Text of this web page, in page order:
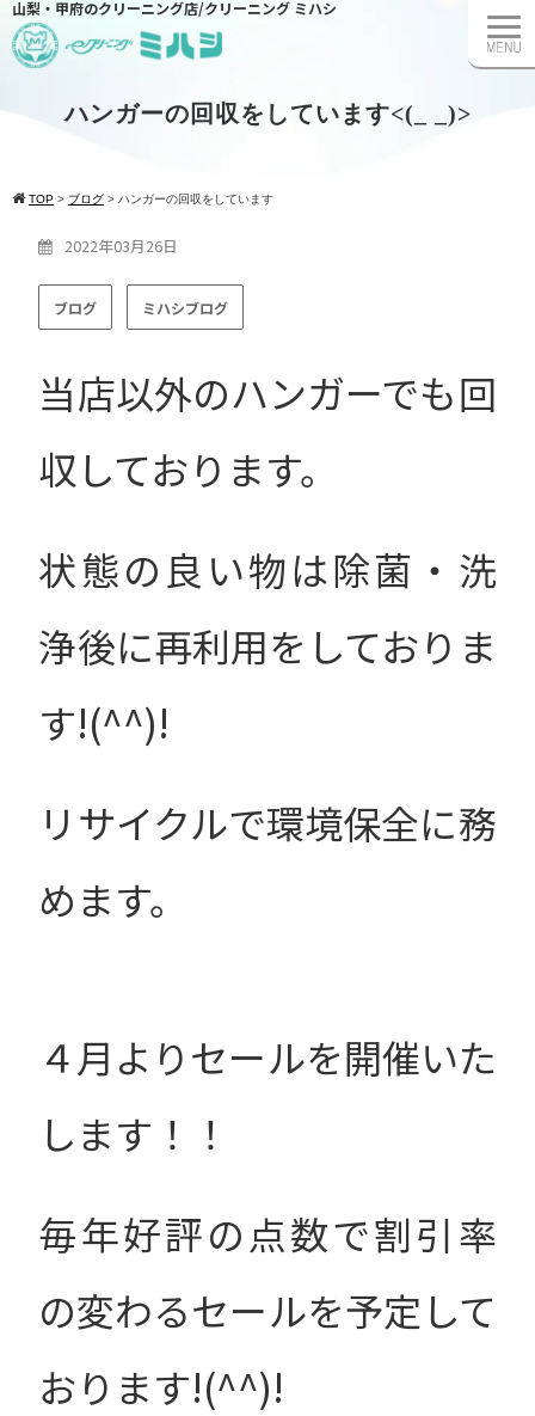
山梨・甲府のクリーニング店/クリーニング ミハシ
ハンガーの回収をしています<(_ _)>
TOP > ブログ > ハンガーの回収をしています
2022年03月26日
ブログ ミハシブログ
当店以外のハンガーでも回
収しております。
状態の良い物は除菌・洗
浄後に再利用をしておりま
す!(^^)!
リサイクルで環境保全に務
めます。
４月よりセールを開催いた
します！！
毎年好評の点数で割引率
の変わるセールを予定して
おります!(^^)!